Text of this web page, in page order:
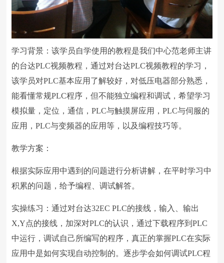
学习背景：该学员自学使用的教程是我们中心范老师主讲
的台达PLC视频教程，通过对台达PLC视频教程的学习，
该学员对PLC基本应用了解较好，对低压电器部分熟悉，
能看懂常规PLC程序，但不能独立编程和调试，希望学习
模拟量，定位，通信，PLC与触摸屏应用，PLC与伺服的
应用，PLC与变频器的应用等，以及编程技巧等。
教学方案：
根据实际应用中遇到的问题进行分析讲解，在平时学习中
积累的问题，给予编程、调试解答。
实操练习：通过对台达32EC PLC的接线，输入、输出
X,Y点的接线，加深对PLC的认识，通过下载程序到PLC
中运行，调试自己所编写的程序，真正的掌握PLC在实际
应用中是如何实现自动控制的。逐步学会如何调试PLC程